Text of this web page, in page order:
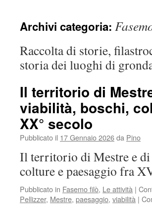
Archivi categoria:
Raccolta di storie,
storia dei luoghi di
Il territorio di
viabilità, boschi,
XX° secolo
Pubblicato il 17 Gennaio 2026da Pino
Il territorio di Mestre e
colture e paesaggio fra
Pubblicato in Fasemo filò, Le attività |
Pellizzer, Mestre, paesaggio, viabilità |